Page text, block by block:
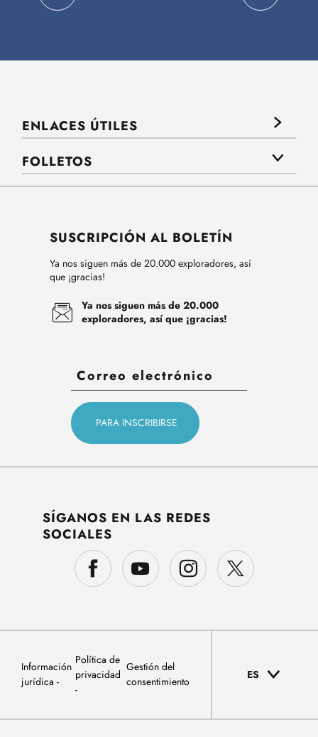
ENLACES ÚTILES
FOLLETOS
SUSCRIPCIÓN AL BOLETÍN
Ya nos siguen más de 20.000 exploradores, así
que ¡gracias!
Ya nos siguen más de 20.000
exploradores, así que ¡gracias!
SÍGANOS EN LAS REDES
SOCIALES
Información
jurídica
Política de
privacidad
Gestión del
consentimiento
ES